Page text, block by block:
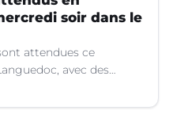
soir dans le
attendues ce
avec des
météo.